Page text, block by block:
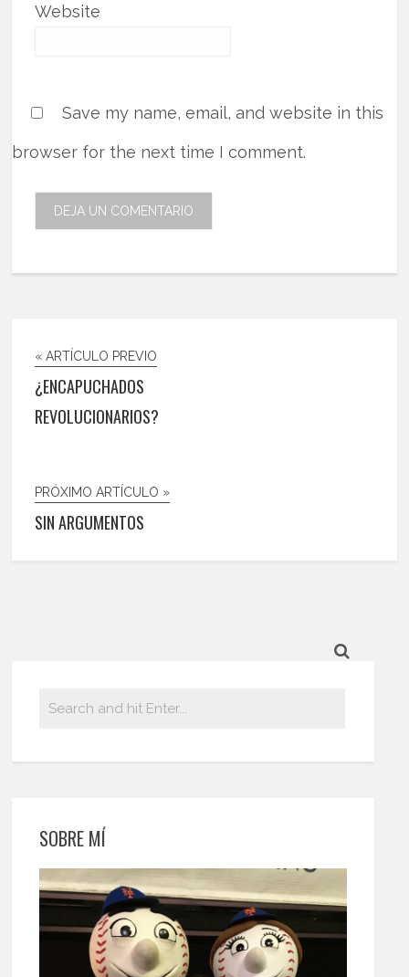
Website
Save my name, email, and website in this
browser for the next time I comment.
« ARTÍCULO PREVIO
¿ENCAPUCHADOS
REVOLUCIONARIOS?
PRÓXIMO ARTÍCULO »
SIN ARGUMENTOS
SOBRE MÍ